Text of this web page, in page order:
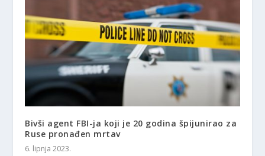
Bivši agent FBI-ja koji je 20 godina špijunirao za
Ruse pronađen mrtav
6. lipnja 2023.